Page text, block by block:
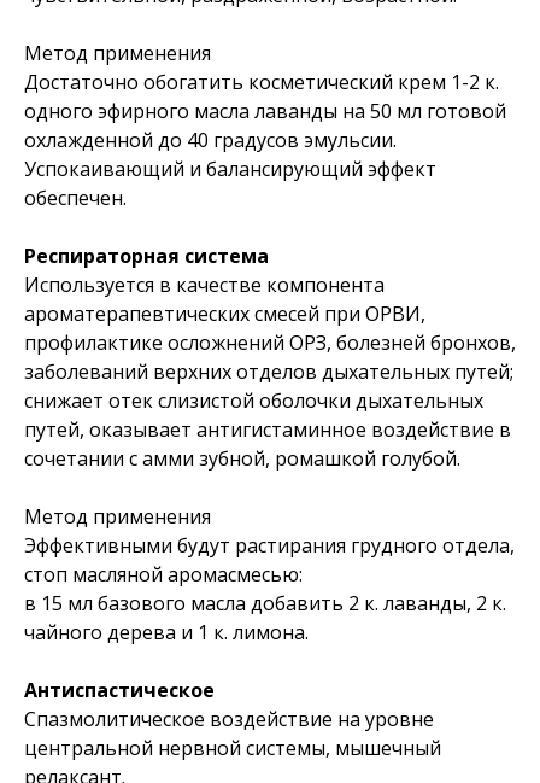
Метод применения
Достаточно обогатить косметический крем 1-2 к.
одного эфирного масла лаванды на 50 мл готовой
охлажденной до 40 градусов эмульсии.
Успокаивающий и балансирующий эффект
обеспечен.
Респираторная система
Используется в качестве компонента
ароматерапевтических смесей при ОРВИ,
профилактике осложнений ОРЗ, болезней бронхов,
заболеваний верхних отделов дыхательных путей;
снижает отек слизистой оболочки дыхательных
путей, оказывает антигистаминное воздействие в
сочетании с амми зубной, ромашкой голубой.
Метод применения
Эффективными будут растирания грудного отдела,
стоп масляной аромасмесью:
в 15 мл базового масла добавить 2 к. лаванды, 2 к.
чайного дерева и 1 к. лимона.
Антиспастическое
Спазмолитическое воздействие на уровне
центральной нервной системы, мышечный
релаксант.